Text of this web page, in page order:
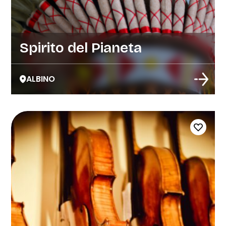
Spirito del Pianeta
ALBINO